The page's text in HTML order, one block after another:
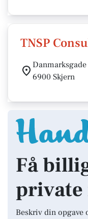
TNSP
Danmarksgade
6900 Skjern
Få
private
Beskriv din opgave